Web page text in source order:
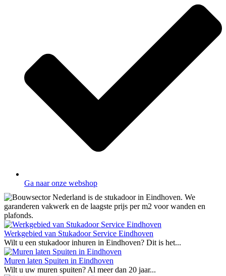
Ga naar onze webshop
Werkgebied van Stukadoor Service Eindhoven
Wilt u een stukadoor inhuren in Eindhoven? Dit is het...
Muren laten Spuiten in Eindhoven
Wilt u uw muren spuiten? Al meer dan 20 jaar...